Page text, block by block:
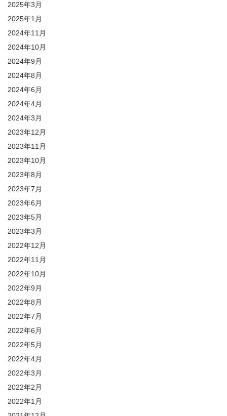
2025年3月
2025年1月
2024年11月
2024年10月
2024年9月
2024年8月
2024年6月
2024年4月
2024年3月
2023年12月
2023年11月
2023年10月
2023年8月
2023年7月
2023年6月
2023年5月
2023年3月
2022年12月
2022年11月
2022年10月
2022年9月
2022年8月
2022年7月
2022年6月
2022年5月
2022年4月
2022年3月
2022年2月
2022年1月